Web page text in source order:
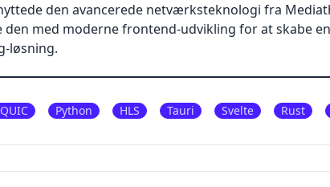
den avancerede netværksteknologi fra
den med moderne frontend-udvikling for at skabe
løsning.
QUIC Python HLS Tauri Svelte Rust